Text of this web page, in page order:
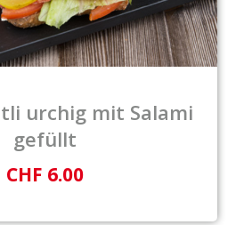
urchig mit Salami
gefüllt
CHF 6.00